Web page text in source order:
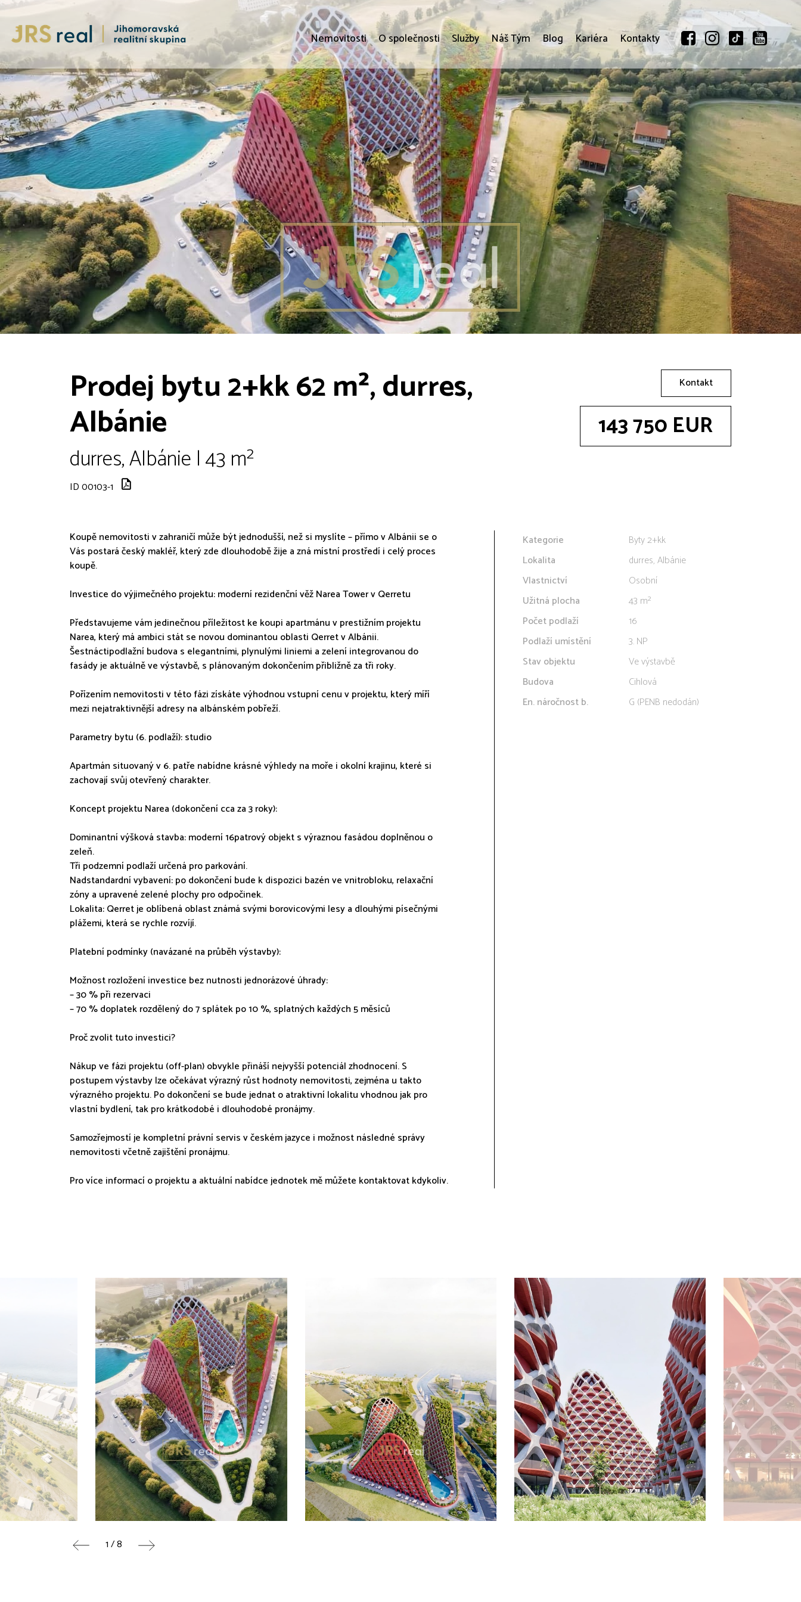
Nemovitosti O společnosti Služby Náš Tým Blog Kariéra Kontakty
Prodej bytu 2+kk 62 m², durres,
Albánie
durres, Albánie | 43 m²
ID 00103-1
Kontakt
143 750 EUR
Koupě nemovitosti v zahraničí může být jednodušší, než si myslíte – přímo v Albánii se o
Vás postará český makléř, který zde dlouhodobě žije a zná místní prostředí i celý proces
koupě.
Investice do výjimečného projektu: moderní rezidenční věž Narea Tower v Qerretu
Představujeme vám jedinečnou příležitost ke koupi apartmánu v prestižním projektu
Narea, který má ambici stát se novou dominantou oblasti Qerret v Albánii.
Šestnáctipodlažní budova s elegantními, plynulými liniemi a zelení integrovanou do
fasády je aktuálně ve výstavbě, s plánovaným dokončením přibližně za tři roky.
Pořízením nemovitosti v této fázi získáte výhodnou vstupní cenu v projektu, který míří
mezi nejatraktivnější adresy na albánském pobřeží.
Parametry bytu (6. podlaží): studio
Apartmán situovaný v 6. patře nabídne krásné výhledy na moře i okolní krajinu, které si
zachovají svůj otevřený charakter.
Koncept projektu Narea (dokončení cca za 3 roky):
Dominantní výšková stavba: moderní 16patrový objekt s výraznou fasádou doplněnou o
zeleň.
Tři podzemní podlaží určená pro parkování.
Nadstandardní vybavení: po dokončení bude k dispozici bazén ve vnitrobloku, relaxační
zóny a upravené zelené plochy pro odpočinek.
Lokalita: Qerret je oblíbená oblast známá svými borovicovými lesy a dlouhými písečnými
plážemi, která se rychle rozvíjí.
Platební podmínky (navázané na průběh výstavby):
Možnost rozložení investice bez nutnosti jednorázové úhrady:
– 30 % při rezervaci
– 70 % doplatek rozdělený do 7 splátek po 10 %, splatných každých 5 měsíců
Proč zvolit tuto investici?
Nákup ve fázi projektu (off-plan) obvykle přináší nejvyšší potenciál zhodnocení. S
postupem výstavby lze očekávat výrazný růst hodnoty nemovitosti, zejména u takto
výrazného projektu. Po dokončení se bude jednat o atraktivní lokalitu vhodnou jak pro
vlastní bydlení, tak pro krátkodobé i dlouhodobé pronájmy.
Samozřejmostí je kompletní právní servis v českém jazyce i možnost následné správy
nemovitosti včetně zajištění pronájmu.
Pro více informací o projektu a aktuální nabídce jednotek mě můžete kontaktovat kdykoliv.
Kategorie
Byty 2+kk
Lokalita
durres, Albánie
Vlastnictví
Osobní
Užitná plocha
43 m²
Počet podlaží
16
Podlaží umístění
3. NP
Stav objektu
Ve výstavbě
Budova
Cihlová
En. náročnost b.
G (PENB nedodán)
1 / 8